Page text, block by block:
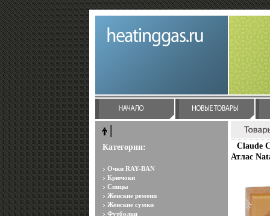
Категории:
Очки RAY-BAN
Крючоки
Спицы
Женские ремени
Женские сумки
Футболки
Claude
Атлас